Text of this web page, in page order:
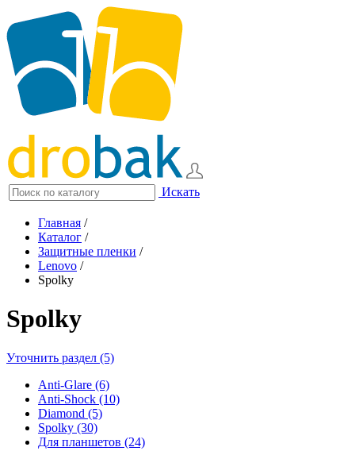
Искать
Главная /
Каталог /
Защитные пленки /
Lenovo /
Spolky
Spolky
Уточнить раздел (5)
Anti-Glare (6)
Anti-Shock (10)
Diamond (5)
Spolky (30)
Для планшетов (24)